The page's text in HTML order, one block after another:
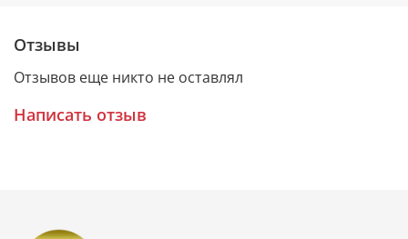
номерное свидетельство, в котором подробно
расписана вся информация об иконе:
Имя художника,
Материалы, из которых она изготовлена,
Гарантия соответствия канонам Православной
Отзывы
Отзывов еще никто не оставлял
Написать отзыв